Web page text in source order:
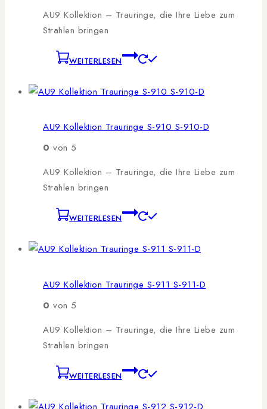
AU9 Kollektion – Trauringe, die Ihre Liebe zum
Strahlen bringen
WEITERLESEN
AU9 Kollektion Trauringe S-910 S-910-D
0 von 5
AU9 Kollektion – Trauringe, die Ihre Liebe zum
Strahlen bringen
WEITERLESEN
AU9 Kollektion Trauringe S-911 S-911-D
0 von 5
AU9 Kollektion – Trauringe, die Ihre Liebe zum
Strahlen bringen
WEITERLESEN